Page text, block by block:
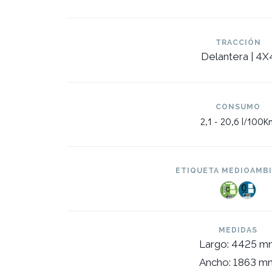
TRACCIÓN
Delantera |
CONSUMO
2,1 - 20,6 l/
ETIQUETA
MEDIDAS
Largo: 4425
Ancho: 1863